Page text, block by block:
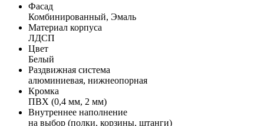
Фасад
Комбинированный, Эмаль
Материал корпуса
ЛДСП
Цвет
Белый
Раздвижная система
алюминиевая, нижнеопорная
Кромка
ПВХ (0,4 мм, 2 мм)
Внутреннее наполнение
на выбор (полки, корзины, штанги)